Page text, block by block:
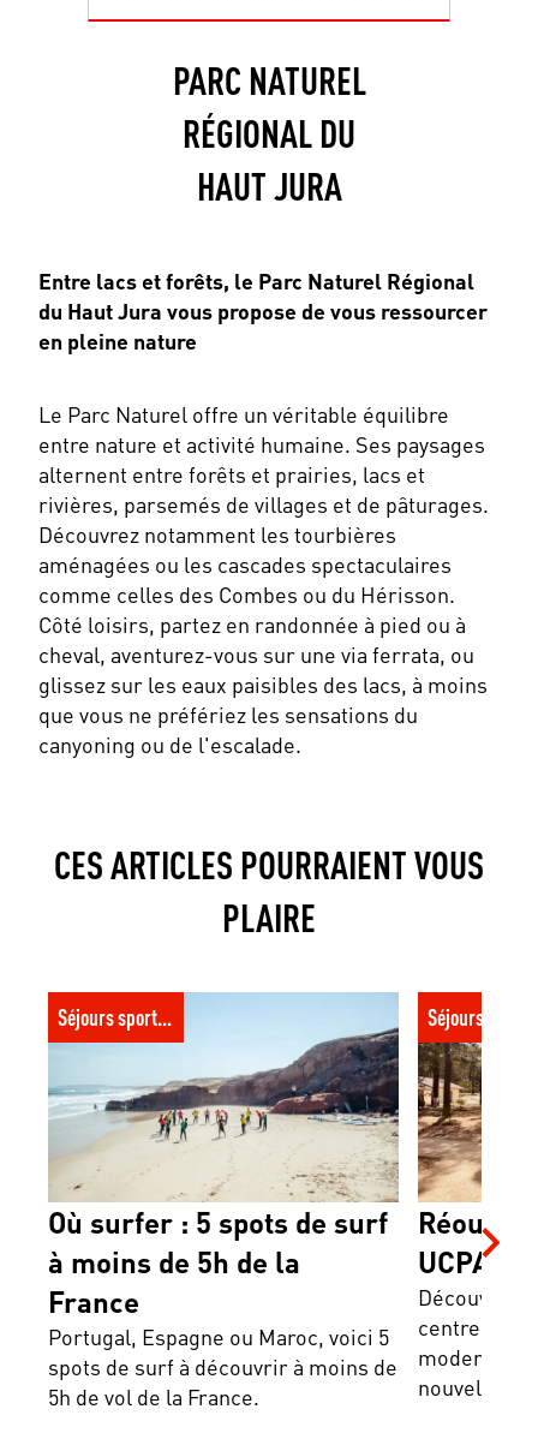
PARC NATUREL
RÉGIONAL DU
HAUT JURA
Entre lacs et forêts, le Parc Naturel Régional
du Haut Jura vous propose de vous ressourcer
en pleine nature
Le Parc Naturel offre un véritable équilibre
entre nature et activité humaine. Ses paysages
alternent entre forêts et prairies, lacs et
rivières, parsemés de villages et de pâturages.
Découvrez notamment les tourbières
aménagées ou les cascades spectaculaires
comme celles des Combes ou du Hérisson.
Côté loisirs, partez en randonnée à pied ou à
cheval, aventurez-vous sur une via ferrata, ou
glissez sur les eaux paisibles des lacs, à moins
que vous ne préfériez les sensations du
canyoning ou de l'escalade.
CES ARTICLES POURRAIENT VOUS
PLAIRE
Où surfer : 5 spots de surf à moins de 5h
de la France
Séjours sportifs
Où surfer : 5 spots de surf
à moins de 5h de la
France
Portugal, Espagne ou Maroc, voici 5
spots de surf à découvrir à moins de
5h de vol de la France.
Réouverture
UCPA
Découvre
centre
modernité
nouvelle